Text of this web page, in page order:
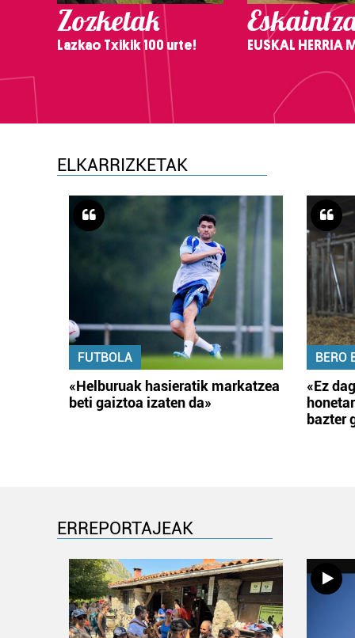
Zozketak
Lazkao Txikik 100 urte! EUSKAL HERRIA
ELKARRIZKETAK
FUTBOLA
«Helburuak hasieratik markatzea
beti gaiztoa izaten da»
BERO
«Ez
bazter
ERREPORTAJEAK